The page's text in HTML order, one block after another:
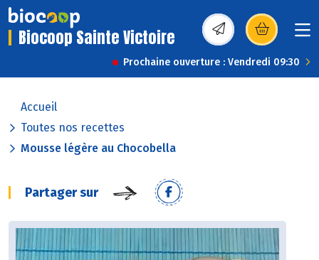
Biocoop Sainte Victoire (s’ouvre dans une
Prochaine ouverture : Vendredi 09:30
Accueil
Toutes nos recettes
Mousse légère au Chocobella
Partager sur